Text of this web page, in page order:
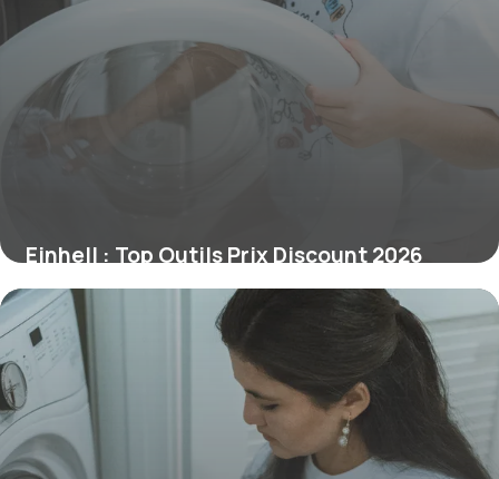
Einhell : Top Outils Prix Discount 2026
2 juillet 2026